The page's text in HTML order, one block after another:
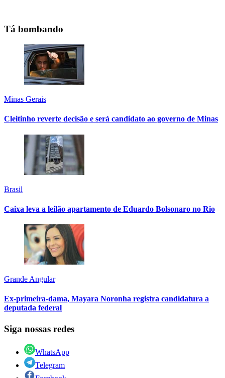
Tá bombando
Minas Gerais
Cleitinho reverte decisão e será candidato ao governo de Minas
Brasil
Caixa leva a leilão apartamento de Eduardo Bolsonaro no Rio
Grande Angular
Ex-primeira-dama, Mayara Noronha registra candidatura a
deputada federal
Siga nossas redes
WhatsApp
Telegram